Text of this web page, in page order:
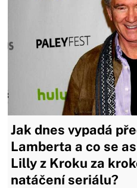
Jak dnes vypadá
Lamberta a co se
Lilly z Kroku za
natáčení seriálu?